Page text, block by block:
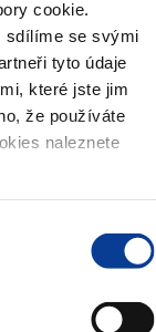
cookie.
sdílíme se svými
tyto údaje
které jste jim
že používáte
naleznete
2012 do 12:00
února 2012 do
před aukcí, ve